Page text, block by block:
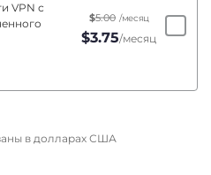
VPN с
$5.00 /месяц
$3.75/месяц
в долларах США